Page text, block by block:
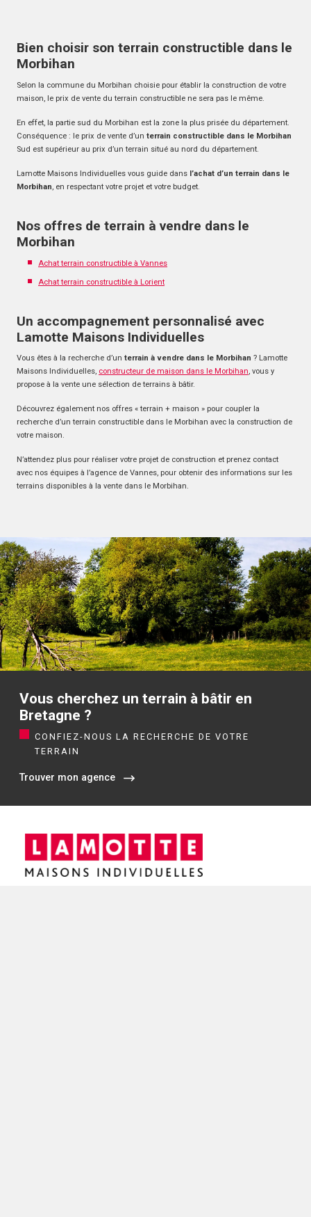
Bien choisir son terrain constructible dans le
Morbihan
Selon la commune du Morbihan choisie pour établir la construction de votre
maison, le prix de vente du terrain constructible ne sera pas le même.
En effet, la partie sud du Morbihan est la zone la plus prisée du département.
Conséquence : le prix de vente d’un terrain constructible dans le Morbihan
Sud est supérieur au prix d’un terrain situé au nord du département.
Lamotte Maisons Individuelles vous guide dans l’achat d’un terrain dans le
Morbihan, en respectant votre projet et votre budget.
Nos offres de terrain à vendre dans le
Morbihan
Achat terrain constructible à Vannes
Achat terrain constructible à Lorient
Un accompagnement personnalisé avec
Lamotte Maisons Individuelles
Vous êtes à la recherche d’un terrain à vendre dans le Morbihan ? Lamotte
Maisons Individuelles, constructeur de maison dans le Morbihan, vous y
propose à la vente une sélection de terrains à bâtir.
Découvrez également nos offres « terrain + maison » pour coupler la
recherche d’un terrain constructible dans le Morbihan avec la construction de
votre maison.
N’attendez plus pour réaliser votre projet de construction et prenez contact
avec nos équipes à l’agence de Vannes, pour obtenir des informations sur les
terrains disponibles à la vente dans le Morbihan.
Vous cherchez un terrain à bâtir en
Bretagne ?
CONFIEZ-NOUS LA RECHERCHE DE VOTRE
TERRAIN
Trouver mon agence